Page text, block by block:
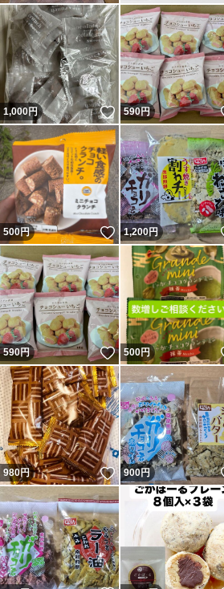
1,000円 いいね！
590円
500円 いいね！
1,200円
590円 いいね！
500円
980円 いいね！
900円